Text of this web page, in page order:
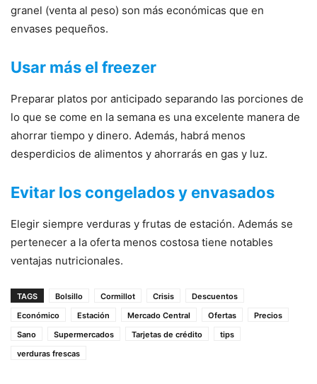
granel (venta al peso) son más económicas que en
envases pequeños.
Usar más el freezer
Preparar platos por anticipado separando las porciones de
lo que se come en la semana es una excelente manera de
ahorrar tiempo y dinero. Además, habrá menos
desperdicios de alimentos y ahorrarás en gas y luz.
Evitar los congelados y envasados
Elegir siempre verduras y frutas de estación. Además se
pertenecer a la oferta menos costosa tiene notables
ventajas nutricionales.
TAGS Bolsillo Cormillot Crisis
Descuentos
Económico
Estación Mercado Central Ofertas
Precios
Sano
Supermercados Tarjetas de crédito
tips
verduras frescas